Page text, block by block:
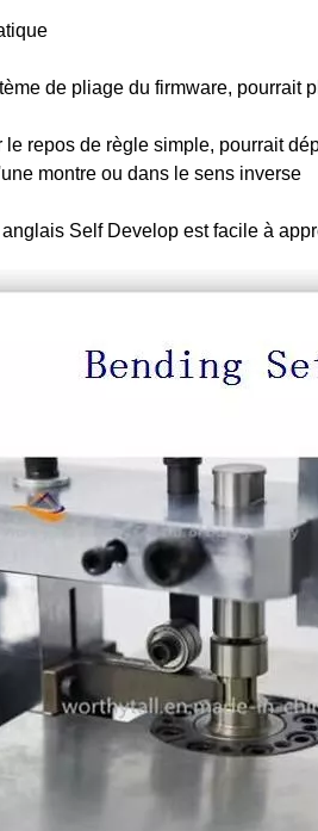
de pliage du firmware, pourrait
repos de règle simple, pourrait
montre ou dans le sens inverse
Self Develop est facile à